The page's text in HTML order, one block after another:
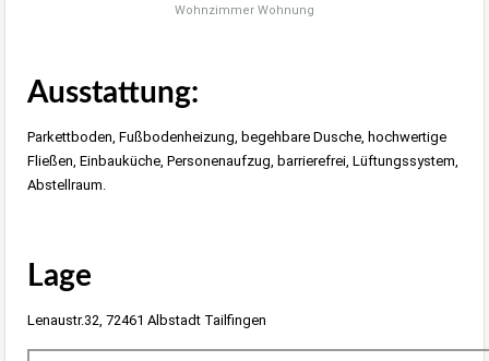
Wohnzimmer Wohnung
Ausstattung:
Parkettboden, Fußbodenheizung, begehbare Dusche, hochwertige
Fließen, Einbauküche, Personenaufzug, barrierefrei, Lüftungssystem,
Abstellraum.
Lage
Lenaustr.32, 72461 Albstadt Tailfingen